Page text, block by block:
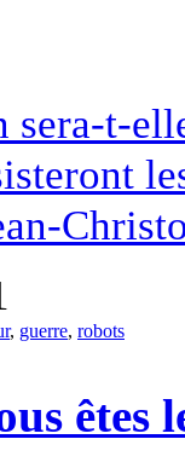
sera-t-
, guerre, robots
êtes